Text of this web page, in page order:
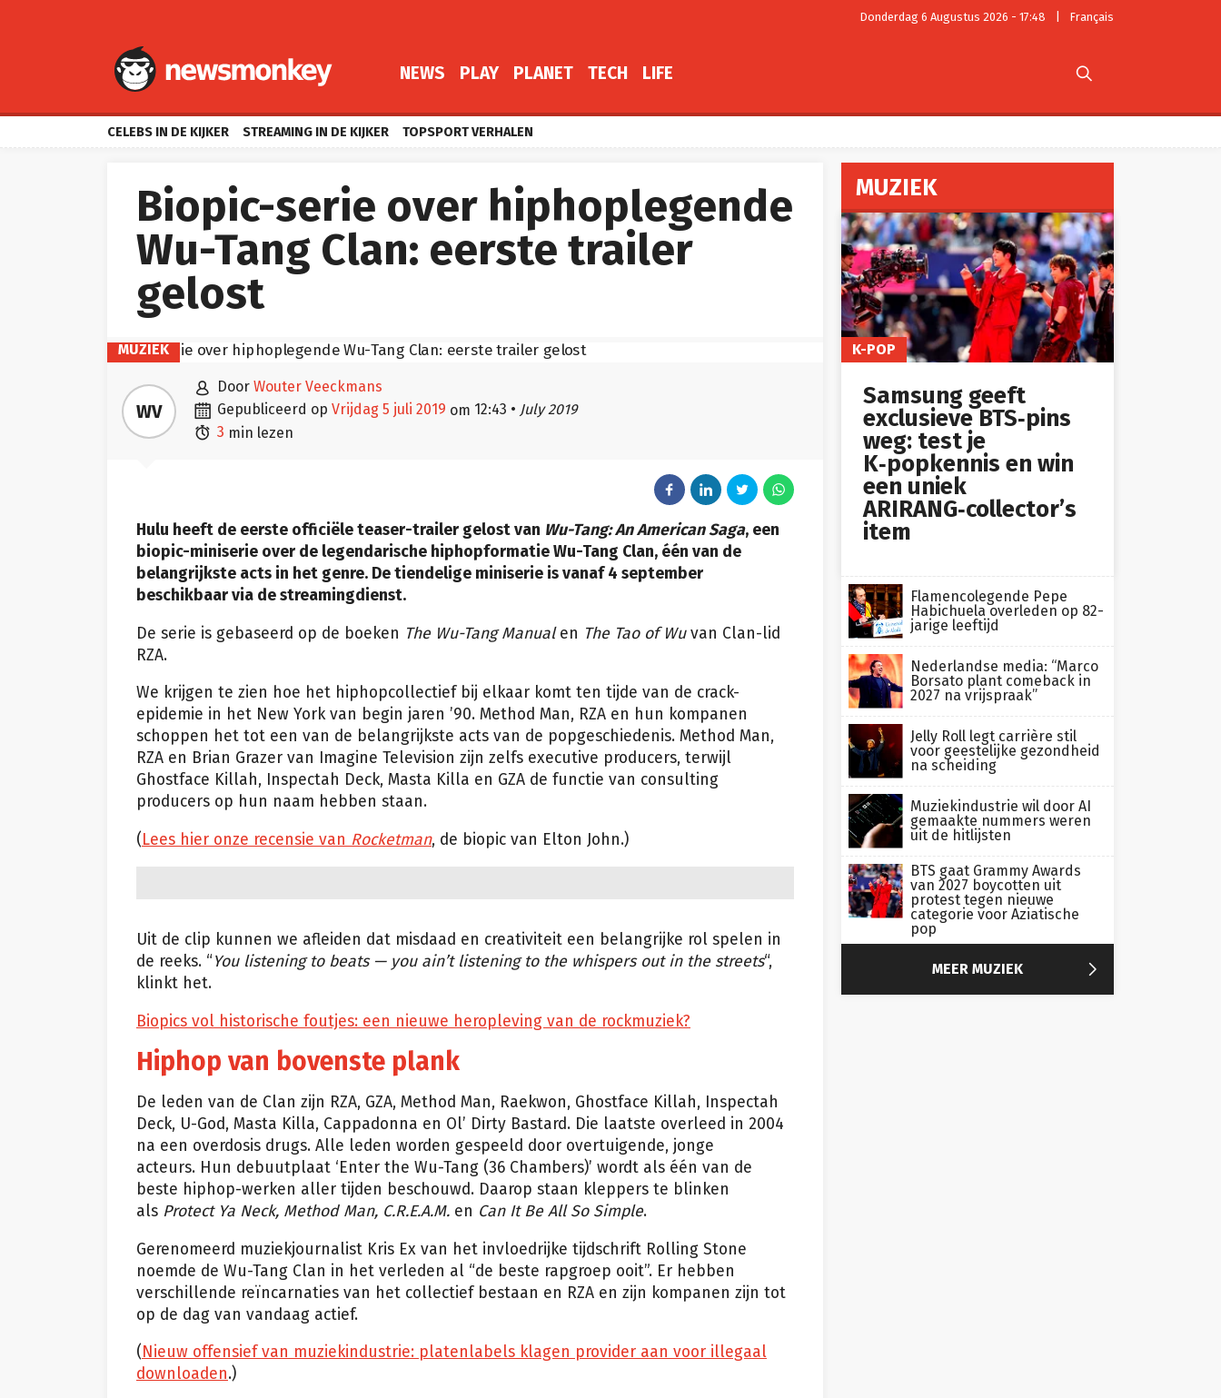
Donderdag 6 Augustus 2026 - 17:48 Français
NEWS PLAY PLANET TECH LIFE 
CELEBS IN DE KIJKER STREAMING IN DE KIJKER TOPSPORT VERHALEN
Biopic-serie over hiphoplegende
Wu-Tang Clan: eerste trailer
gelost
MUZIEK
WV
 door Wouter Veeckmans
 gepubliceerd op vrijdag 5 juli 2019 om 12:43 • July 2019
 3 min lezen
Hulu heeft de eerste officiële teaser-trailer gelost van Wu-Tang: An American Saga, een
biopic-miniserie over de legendarische hiphopformatie Wu-Tang Clan, één van de
belangrijkste acts in het genre. De tiendelige miniserie is vanaf 4 september
beschikbaar via de streamingdienst.
De serie is gebaseerd op de boeken The Wu-Tang Manualen The Tao of Wuvan Clan-lid
RZA.
We krijgen te zien hoe het hiphopcollectief bij elkaar komt ten tijde van de crack-
epidemie in het New York van begin jaren ’90. Method Man, RZA en hun kompanen
schoppen het tot een van de belangrijkste acts van de popgeschiedenis. Method Man,
RZA en Brian Grazer van Imagine Television zijn zelfs executive producers, terwijl
Ghostface Killah, Inspectah Deck, Masta Killa en GZA de functie van consulting
producers op hun naam hebben staan.
(Lees hier onze recensie van Rocketman, de biopic van Elton John.)
Uit de clip kunnen we afleiden dat misdaad en creativiteit een belangrijke rol spelen in
de reeks. “You listening to beats — you ain’t listening to the whispers out in the streets“,
klinkt het.
Biopics vol historische foutjes: een nieuwe heropleving van de rockmuziek?
Hiphop van bovenste plank
De leden van de Clan zijn RZA, GZA, Method Man, Raekwon, Ghostface Killah, Inspectah
Deck, U-God, Masta Killa, Cappadonna en Ol’ Dirty Bastard. Die laatste overleed in 2004
na een overdosis drugs. Alle leden worden gespeeld door overtuigende, jonge
acteurs. Hun debuutplaat ‘Enter the Wu-Tang (36 Chambers)’ wordt als één van de
beste hiphop-werken aller tijden beschouwd. Daarop staan kleppers te blinken
als Protect Ya Neck, Method Man, C.R.E.A.M. en Can It Be All So Simple.
Gerenomeerd muziekjournalist Kris Ex van het invloedrijke tijdschrift Rolling Stone
noemde de Wu-Tang Clan in het verleden al “de beste rapgroep ooit”. Er hebben
verschillende reïncarnaties van het collectief bestaan en RZA en zijn kompanen zijn tot
op de dag van vandaag actief.
( Nieuw offensief van muziekindustrie: platenlabels klagen provider aan voor illegaal
downloaden.)
MUZIEK
K-POP
Samsung geeft
exclusieve BTS‑pins
weg: test je
K‑popkennis en win
een uniek
ARIRANG‑collector’s
item
Flamencolegende Pepe
Habichuela overleden op 82-
jarige leeftijd
Nederlandse media: “Marco
Borsato plant comeback in
2027 na vrijspraak”
Jelly Roll legt carrière stil
voor geestelijke gezondheid
na scheiding
Muziekindustrie wil door AI
gemaakte nummers weren
uit de hitlijsten
BTS gaat Grammy Awards
van 2027 boycotten uit
protest tegen nieuwe
categorie voor Aziatische
pop
MEER MUZIEK 